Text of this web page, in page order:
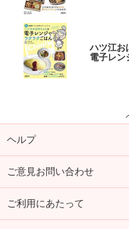
ハツ江お
電子レン
ヘルプ
ご意見お問い合わせ
ご利用にあたって